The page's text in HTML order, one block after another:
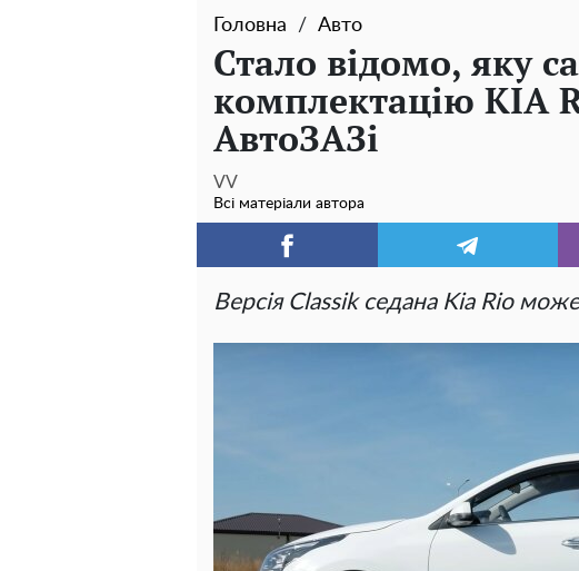
Головна Авто
Стало відомо, яку
комплектацію KIA
АвтоЗАЗі
VV
Всі матеріали автора
Версія Classik седана Kia Rio